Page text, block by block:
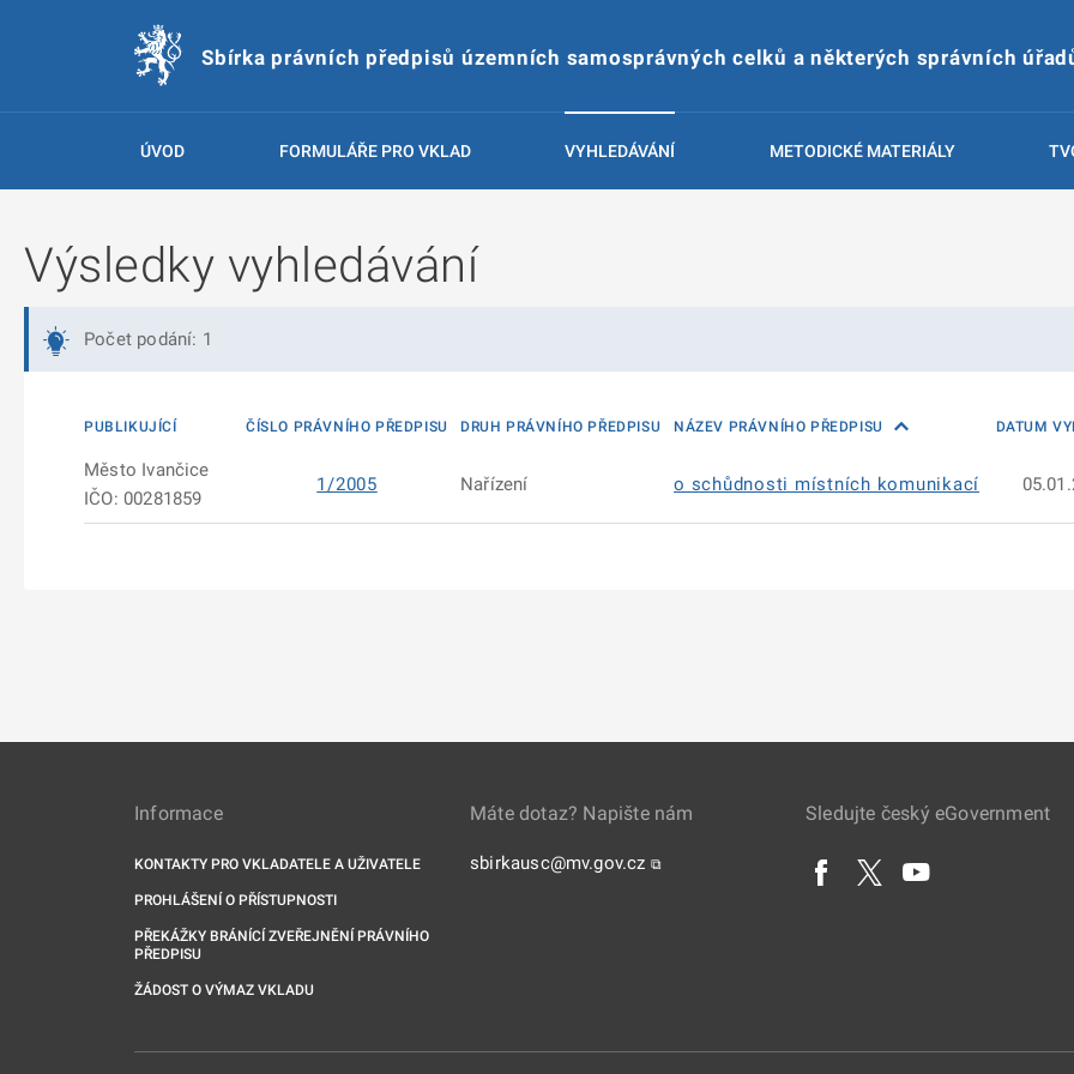
Sbírka právních předpisů územních samosprávných celků a některých správních
ÚVOD FORMULÁŘE PRO VKLAD VYHLEDÁVÁNÍ METODICKÉ MATERIÁLY
Výsledky vyhledávání
Počet podání: 1
PUBLIKUJÍCÍ ČÍSLO PRÁVNÍHO PŘEDPISU DRUH PRÁVNÍHO PŘEDPISU NÁZEV PRÁVNÍHO PŘEDPISU DATUM
Město Ivančice
IČO: 00281859
1/2005 Nařízení o schůdnosti místních komunikací
Informace
KONTAKTY PRO VKLADATELE A UŽIVATELE
PROHLÁŠENÍ O PŘÍSTUPNOSTI
PŘEKÁŽKY BRÁNÍCÍ ZVEŘEJNĚNÍ PRÁVNÍHO
PŘEDPISU
ŽÁDOST O VÝMAZ VKLADU
Máte dotaz? Napište nám
sbirkausc@mv.gov.cz ⧉
Sledujte český eGovernment